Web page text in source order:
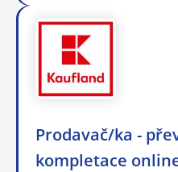
Prodavač/ka -
kompletace